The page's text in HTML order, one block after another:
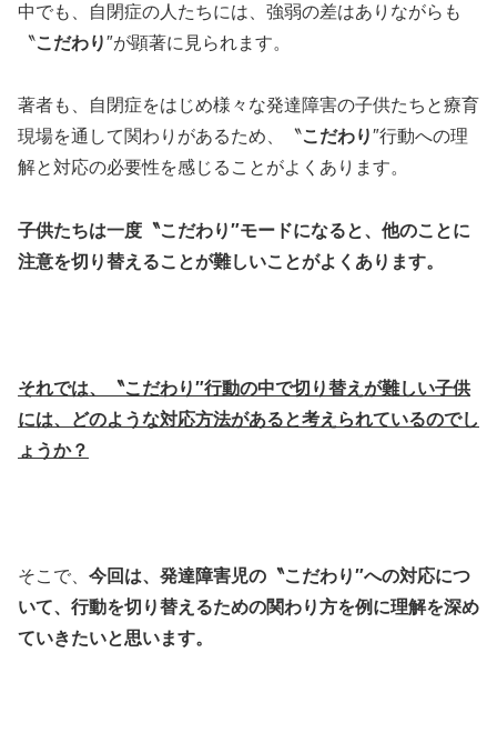
中でも、自閉症の人たちには、強弱の差はありながらも
〝こだわり″が顕著に見られます。
著者も、自閉症をはじめ様々な発達障害の子供たちと療育
現場を通して関わりがあるため、〝こだわり″行動への理
解と対応の必要性を感じることがよくあります。
子供たちは一度〝こだわり″モードになると、他のことに
注意を切り替えることが難しいことがよくあります。
それでは、〝こだわり″行動の中で切り替えが難しい子供
には、どのような対応方法があると考えられているのでし
ょうか？
そこで、 今回は、発達障害児の〝こだわり″への対応につ
いて、行動を切り替えるための関わり方を例に理解を深め
ていきたいと思います。